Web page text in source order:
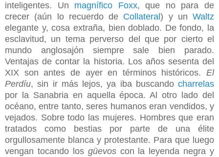
inteligentes. Un magnífico Foxx, que no para de
crecer (aún lo recuerdo de Collateral) y un Waltz
elegante y, cosa extraña, bien doblado. De fondo, la
esclavitud, un tema perverso del que por cierto el
mundo anglosajón siempre sale bien parado.
Ventajas de contar la historia. Los años sesenta del
XIX son antes de ayer en términos históricos. El
Perdíu, sin ir más lejos, ya iba buscando charrelas
por la Sanabria en aquella época. Al otro lado del
océano, entre tanto, seres humanos eran vendidos, y
vejados. Sobre todo las mujeres. Hombres que eran
tratados como bestias por parte de una élite
orgullosamente blanca y protestante. Para que luego
vengan tocando los güevoscon la leyenda negra y